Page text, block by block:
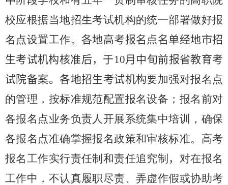
校应根据当地招生考试机构的统一部署做好报
名点设置工作。 各地高考报名点名单经地市招
生考试机构核准后，于10月中旬前报省教育考
试院备案。各地招生考试机构要加强对报名点
的管理，按标准规范配置报名设备；报名前对
各报名点业务负责人开展系统集中培训，确保
各报名点准确掌握报名政策和审核标准。高考
报名工作实行责任制和责任追究制 ， 对在报名
工作中，不认真履职尽责、弄虚作假或协助考